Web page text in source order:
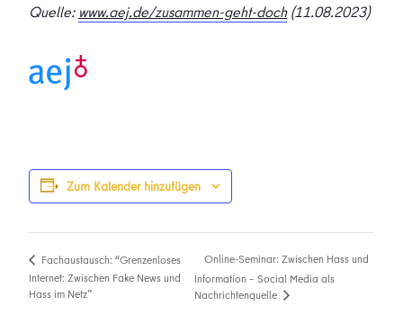
Quelle: www.aej.de/zusammen-geht-doch(11.08.2023)
Zum Kalender hinzufügen
Fachaustausch: “Grenzenloses
Internet: Zwischen Fake News und
Hass im Netz”
Online-Seminar: Zwischen Hass und
Information – Social Media als
Nachrichtenquelle